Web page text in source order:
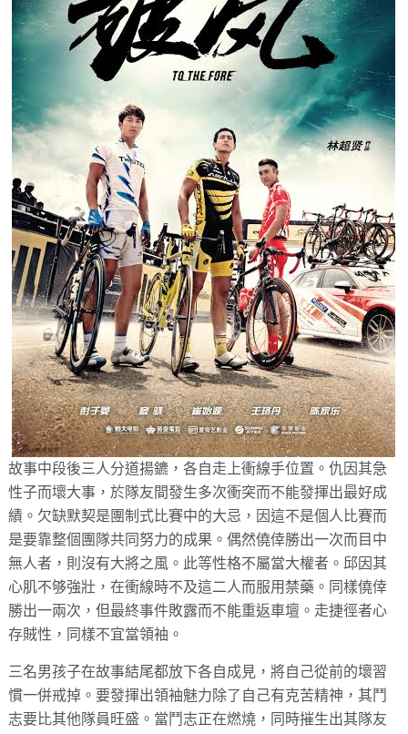
故事中段後三人分道揚鑣，各自走上衝線手位置。仇因其急
性子而壞大事，於隊友間發生多次衝突而不能發揮出最好成
績。欠缺默契是團制式比賽中的大忌，因這不是個人比賽而
是要靠整個團隊共同努力的成果。偶然僥倖勝出一次而目中
無人者，則沒有大將之風。此等性格不屬當大權者。邱因其
心肌不够強壯，在衝線時不及這二人而服用禁藥。同樣僥倖
勝出一兩次，但最終事件敗露而不能重返車壇。走捷徑者心
存賊性，同樣不宜當領袖。
三名男孩子在故事結尾都放下各自成見，將自己從前的壞習
慣一併戒掉。要發揮出領袖魅力除了自己有克苦精神，其鬥
志要比其他隊員旺盛。當鬥志正在燃燒，同時摧生出其隊友